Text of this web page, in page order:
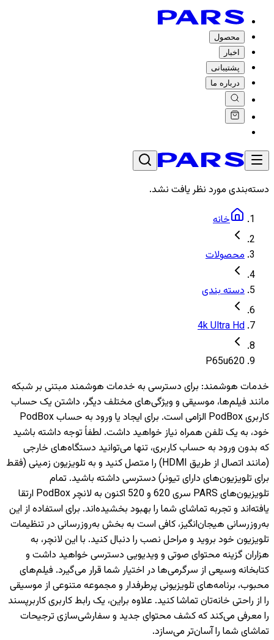
محصول
اخبار
پشتیبانی
درباره ما
دسته‌بندی مورد نظر یافت نشد.
خانه
محصولات
دسته بندی
4k Ultra Hd
P65u620
خدمات هوشمند: برای دسترسی به خدمات هوشمند مبتنی بر شبکه
مانند فیلم‌ها، موسیقی و ویژگی‌های مختلف دیگر، داشتن یک حساب
کاربری PodBox الزامی است. برای ایجاد یا ورود به حساب PodBox
خود، به یک تلفن همراه نیاز خواهید داشت. لطفاً توجه داشته باشید
که بدون ورود به حساب کاربری، تنها می‌توانید دستگاه‌های خارجی
(مانند اتصال از طریق HDMI) را متصل کنید و به تلویزیون‌ زمینی (فقط
برای تلویزیون‌های دارای تیونر) دسترسی داشته باشید. تمام
تلویزیون‌های PARS سری 620 و 520 اکنون به لانچر PodBox ارتقا
یافته‌اند و تجربه تماشای شما را بهبود بخشیده‌اند. برای استفاده از این
به‌روزرسانی هیجان‌انگیز، کافی است به بخش به‌روزرسانی در تنظیمات
تلویزیون خود بروید و مراحل نصب را دنبال کنید. با این لانچر، به
هزاران گزینه محتوای صوتی و ویدیویی دسترسی خواهید داشت و
کتابخانه وسیعی از سرگرمی‌ها در اختیار شما قرار می‌گیرد. فیلم‌های
محبوب، برنامه‌های تلویزیونی پرطرفدار و مجموعه متنوعی از موسیقی
را از راحتی خانه‌تان تماشا کنید. علاوه براین، یک رابط کاربری کاربرپسند
را معرفی می‌کند که کشف محتوای جدید و سفارشی‌سازی ترجیحات
تماشای شما را آسان‌تر می‌سازد.